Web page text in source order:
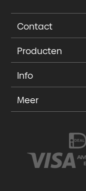
Contact
Producten
Info
Meer